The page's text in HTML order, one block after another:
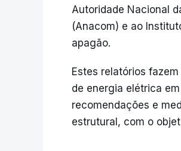
Autoridade Nacional
(Anacom) e ao
apagão.
Estes relatórios
de energia elétrica
recomendações e
estrutural, com o